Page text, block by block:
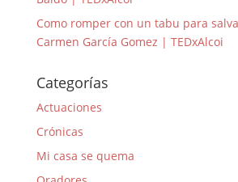
Como romper con un tabu para
Carmen García Gomez | TEDxAlcoi
Categorías
Actuaciones
Crónicas
Mi casa se quema